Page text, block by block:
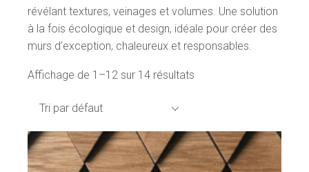
révélant textures, veinages et volumes. Une solution
à la fois écologique et design, idéale pour créer des
murs d’exception, chaleureux et responsables.
Affichage de 1–12 sur 14 résultats
Tri par défaut